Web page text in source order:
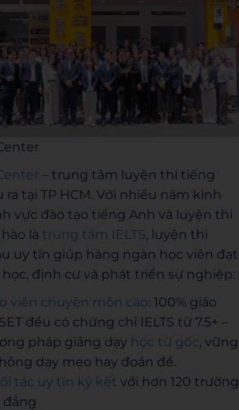
– trung tâm luyện thi tiếng
tại TP HCM. Với nhiều năm kinh
vực đào tạo tiếng Anh và luyện thi
là trung tâm IELTS, luyện thi
uy tín giúp hàng ngàn học viên đạt
định cư và phát triển sự nghiệp:
viên chuyên môn cao: 100% giáo
đều có chứng chỉ IELTS từ 7.5+ –
pháp giảng dạy học từ gốc, vững
dạy mẹo hay đoán đề.
tác uy tín ký kết với hơn 120 trường
đẳng